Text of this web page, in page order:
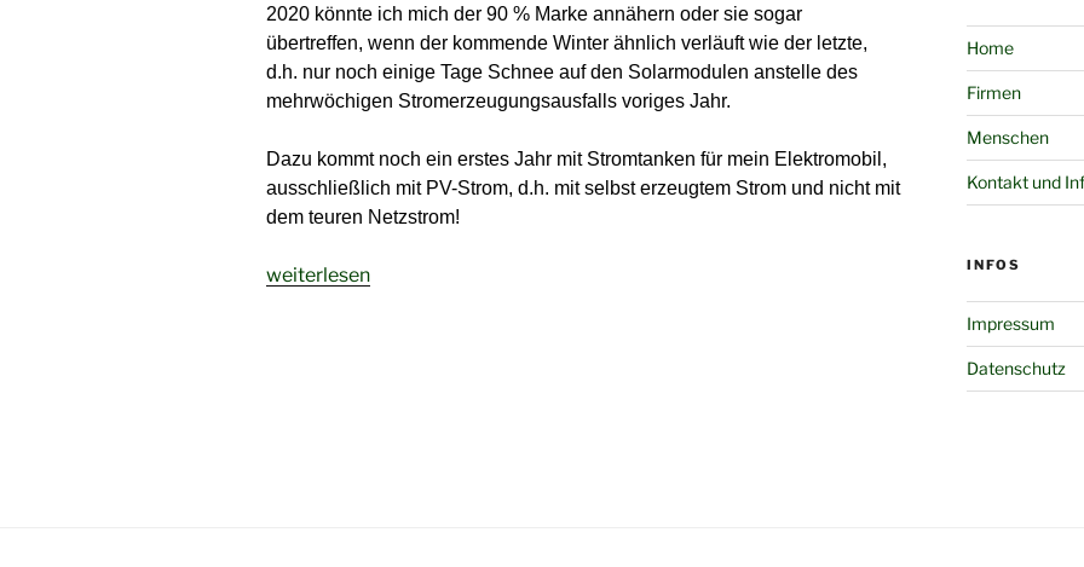
2020 könnte ich mich der 90 % Marke annähern oder sie sogar
übertreffen, wenn der kommende Winter ähnlich verläuft wie der letzte,
d.h. nur noch einige Tage Schnee auf den Solarmodulen anstelle des
mehrwöchigen Stromerzeugungsausfalls voriges Jahr.
Dazu kommt noch ein erstes Jahr mit Stromtanken für mein Elektromobil,
ausschließlich mit PV-Strom, d.h. mit selbst erzeugtem Strom und nicht mit
dem teuren Netzstrom!
„82,4%
weiterlesen
Home
Firmen
Menschen
Kontakt und
INFOS
Impressum
Datenschutz